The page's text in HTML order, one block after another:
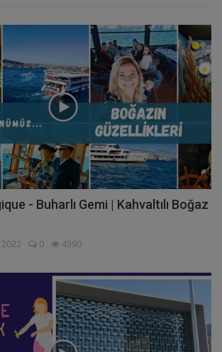
- Buharlı Gemi | Kahvaltılı Boğaz
0 4390